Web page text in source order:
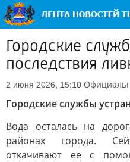
Городские
последствия
2 июня 2026, 15:10
Городские службы
Вода осталась на
районах города.
откачивают ее с